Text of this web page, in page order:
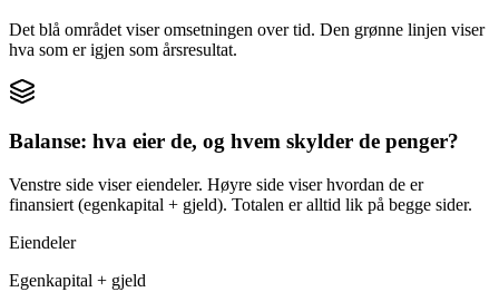
Det blå området viser omsetningen over tid. Den grønne linjen viser
hva som er igjen som årsresultat.
Balanse: hva eier de, og hvem skylder de penger?
Venstre side viser eiendeler. Høyre side viser hvordan de er
finansiert (egenkapital + gjeld). Totalen er alltid lik på begge sider.
Eiendeler
Egenkapital + gjeld